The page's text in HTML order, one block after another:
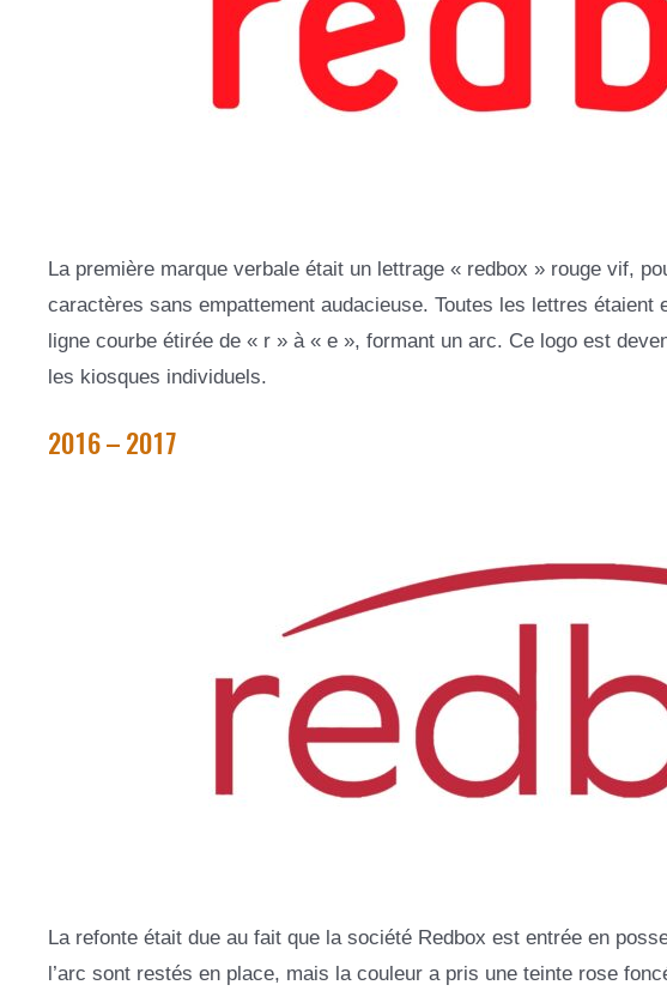
La première marque verbale était un lettrage « redbox » rouge vif,
caractères sans empattement audacieuse. Toutes les lettres
ligne courbe étirée de « r » à « e », formant un arc. Ce logo est
les kiosques individuels.
2016 – 2017
La refonte était due au fait que la société Redbox est entrée en
l’arc sont restés en place, mais la couleur a pris une teinte rose